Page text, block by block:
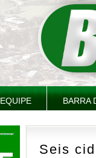
EQUIPE BARRA
Seis